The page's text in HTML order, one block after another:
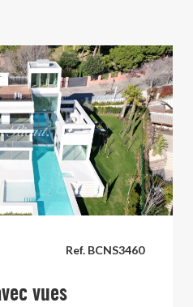
Ref. BCNS3460
vues